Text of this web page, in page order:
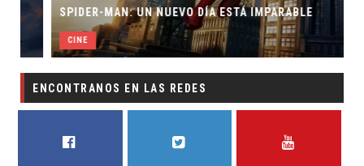
SPIDER-MAN: UN NUEVO DÍA ESTÁ IMPARABLE
CINE
ENCONTRANOS EN LAS REDES